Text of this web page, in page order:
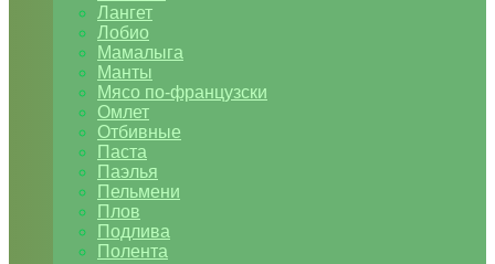
Лангет
Лобио
Мамалыга
Манты
Мясо по-французски
Омлет
Отбивные
Паста
Паэлья
Пельмени
Плов
Подлива
Полента